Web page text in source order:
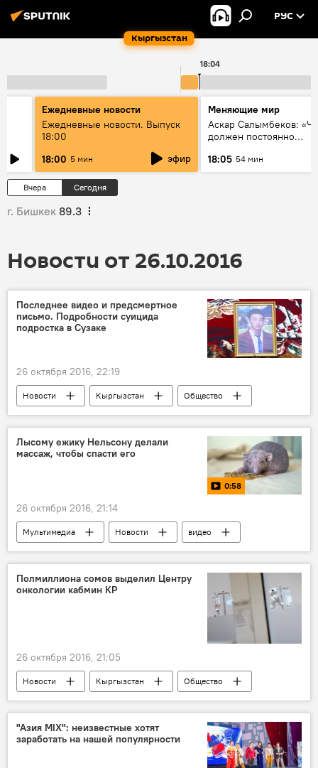
Кыргызстан
РУС
18:04
Ежедневные новости
Ежедневные новости. Выпуск
18:00
18:00 5 мин эфир
Меняющие мир
Аскар Салымбеков:
должен постоянно
18:05 54 мин
Вчера Сегодня
г. Бишкек 89.3
Новости от 26.10.2016
Последнее видео и предсмертное
письмо. Подробности суицида
подростка в Сузаке
26 октября 2016, 22:19
Новости Кыргызстан
Общество
Джалал-Абадская область
Сузакский район
кража
Самоубийство 14-летнего подростка в Сузаке
Лысому ежику Нельсону делали
массаж, чтобы спасти его
0:58
26 октября 2016, 21:14
Мультимедиа Новости
видео
В мире
Великобритания
животное
еж
Полмиллиона сомов выделил Центру
онкологии кабмин КР
26 октября 2016, 21:05
Новости Кыргызстан
Общество
Гульмира Кудайбердиева
Национальный центр онкологии
сумма
"Азия MIX": неизвестные хотят
заработать на нашей популярности